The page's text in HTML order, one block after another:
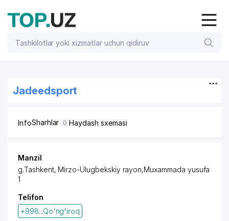
Jadeedsport
InfoSharhlar 0 Haydash sxemasi
Manzil
g.Tashkent, Mirzo-Ulugbekskiy rayon,Muxammada yusufa
1
Telifon
+998...Qo'ng'iroq